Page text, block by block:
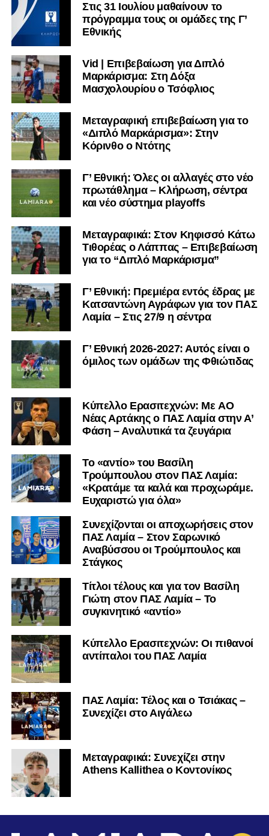
Στις 31 Ιουλίου μαθαίνουν το
πρόγραμμα τους οι ομάδες της Γ’
Εθνικής
Vid | Επιβεβαίωση για Διπλό
Μαρκάρισμα: Στη Δόξα
Μασχολουρίου ο Τσόφλιος
Μεταγραφική επιβεβαίωση για το
«Διπλό Μαρκάρισμα»: Στην
Κόρινθο ο Ντότης
Γ’ Εθνική: Όλες οι αλλαγές στο νέο
πρωτάθλημα – Κλήρωση, σέντρα
και νέο σύστημα playoffs
Μεταγραφικά: Στον Κηφισσό Κάτω
Τιθορέας ο Λάππας – Επιβεβαίωση
για το “Διπλό Μαρκάρισμα”
Γ’ Εθνική: Πρεμιέρα εντός έδρας με
Κατσαντώνη Αγράφων για τον ΠΑΣ
Λαμία – Στις 27/9 η σέντρα
Γ’ Εθνική 2026-2027: Αυτός είναι ο
όμιλος των ομάδων της Φθιώτιδας
Kύπελλο Ερασιτεχνών: Με AO
Nέας Αρτάκης ο ΠΑΣ Λαμία στην Α’
Φάση – Αναλυτικά τα ζευγάρια
Το «αντίο» του Βασίλη
Τρούμπουλου στον ΠΑΣ Λαμία:
«Κρατάμε τα καλά και προχωράμε.
Ευχαριστώ για όλα»
Συνεχίζονται οι αποχωρήσεις στον
ΠΑΣ Λαμία – Στον Σαρωνικό
Αναβύσσου οι Τρούμπουλος και
Στάγκος
Τίτλοι τέλους και για τον Βασίλη
Γιώτη στον ΠΑΣ Λαμία – Το
συγκινητικό «αντίο»
Κύπελλο Ερασιτεχνών: Οι πιθανοί
αντίπαλοι του ΠΑΣ Λαμία
ΠΑΣ Λαμία: Τέλος και ο Τσιάκας –
Συνεχίζει στο Αιγάλεω
Mεταγραφικά: Συνεχίζει στην
Athens Kallithea ο Κοντονίκος